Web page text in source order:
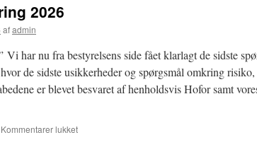
2026
afadmin
Vi har nu fra bestyrelsens side fået klarlagt de sidste
de sidste usikkerheder og spørgsmål omkring
er blevet besvaret af henholdsvis Hofor samt
Kommentarer lukkettil